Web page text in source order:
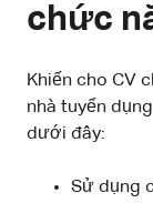
chức
Khiến cho CV
nhà tuyển
dưới đây:
Sử dụng